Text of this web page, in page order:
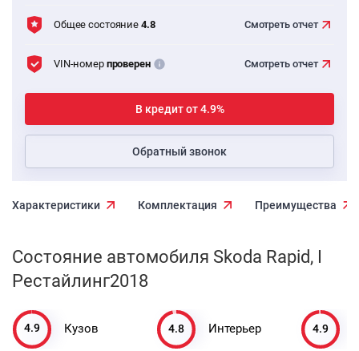
Общее состояние 4.8 Смотреть отчет
VIN-номер проверен Смотреть отчет
В кредит от 4.9%
Обратный звонок
Характеристики Комплектация Преимущества
Состояние автомобиля Skoda Rapid, I
Рестайлинг2018
4.9 Кузов 4.8 Интерьер 4.9